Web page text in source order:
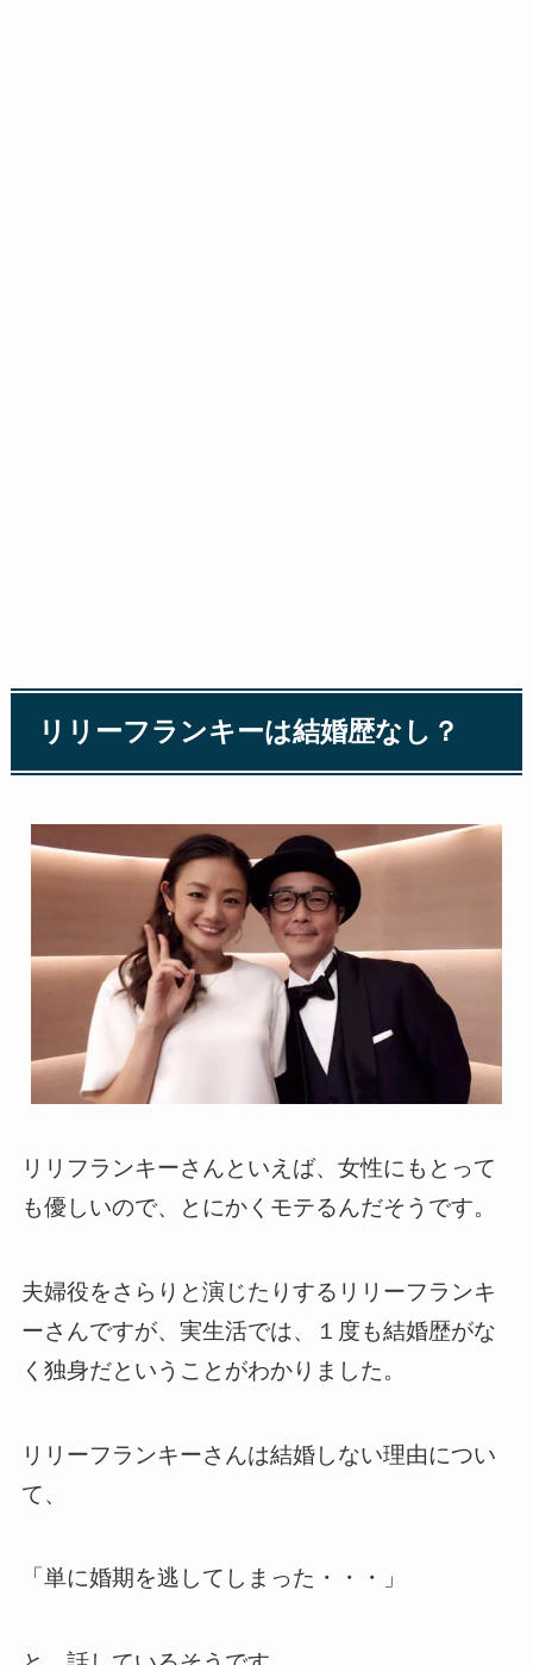
リリーフランキーは結婚歴なし？
リリフランキーさんといえば、女性にもとって
も優しいので、とにかくモテるんだそうです。
夫婦役をさらりと演じたりするリリーフランキ
ーさんですが、実生活では、１度も結婚歴がな
く独身だということがわかりました。
リリーフランキーさんは結婚しない理由につい
て、
「単に婚期を逃してしまった・・・」